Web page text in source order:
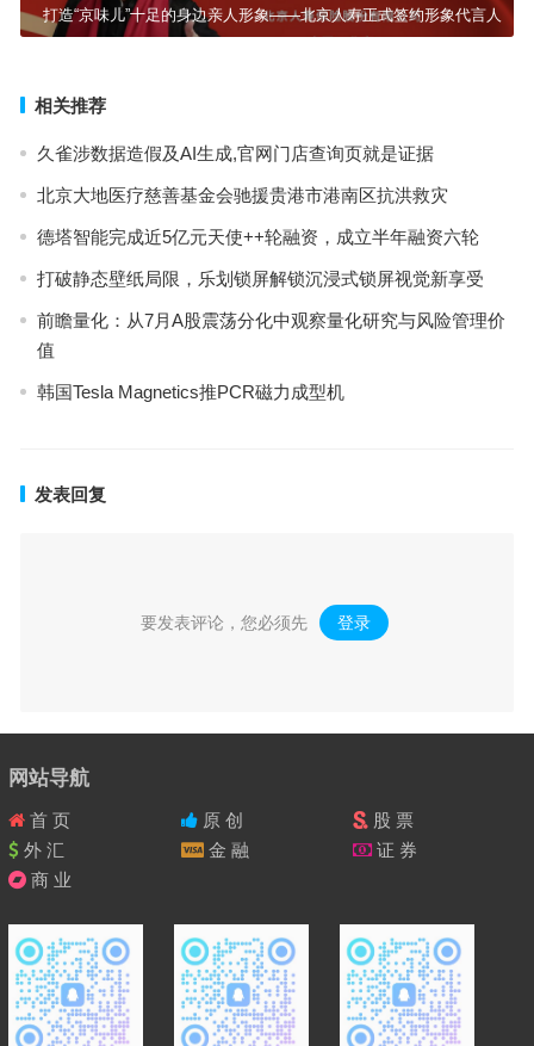
打造“京味儿”十足的身边亲人形象——北京人寿正式签约形象代言人
相关推荐
久雀涉数据造假及AI生成,官网门店查询页就是证据
北京大地医疗慈善基金会驰援贵港市港南区抗洪救灾
德塔智能完成近5亿元天使++轮融资，成立半年融资六轮
打破静态壁纸局限，乐划锁屏解锁沉浸式锁屏视觉新享受
前瞻量化：从7月A股震荡分化中观察量化研究与风险管理价
值
韩国Tesla Magnetics推PCR磁力成型机
发表回复
要发表评论，您必须先 登录 。
网站导航
首 页 原 创
股 票
外 汇
金 融
证 券
商 业